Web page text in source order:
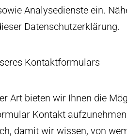
Analysedienste ein.
Datenschutzerklärung.
Kontaktformulars
Art bieten wir Ihnen die
Kontakt
damit wir wissen, von